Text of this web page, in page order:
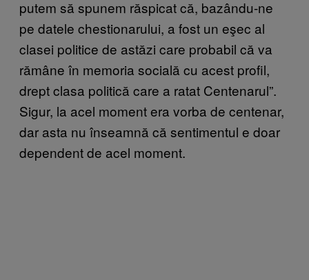
putem să spunem răspicat că, bazându-ne
pe datele chestionarului, a fost un eşec al
clasei politice de astăzi care probabil că va
rămâne în memoria socială cu acest profil,
drept clasa politică care a ratat Centenarul”.
Sigur, la acel moment era vorba de centenar,
dar asta nu înseamnă că sentimentul e doar
dependent de acel moment.